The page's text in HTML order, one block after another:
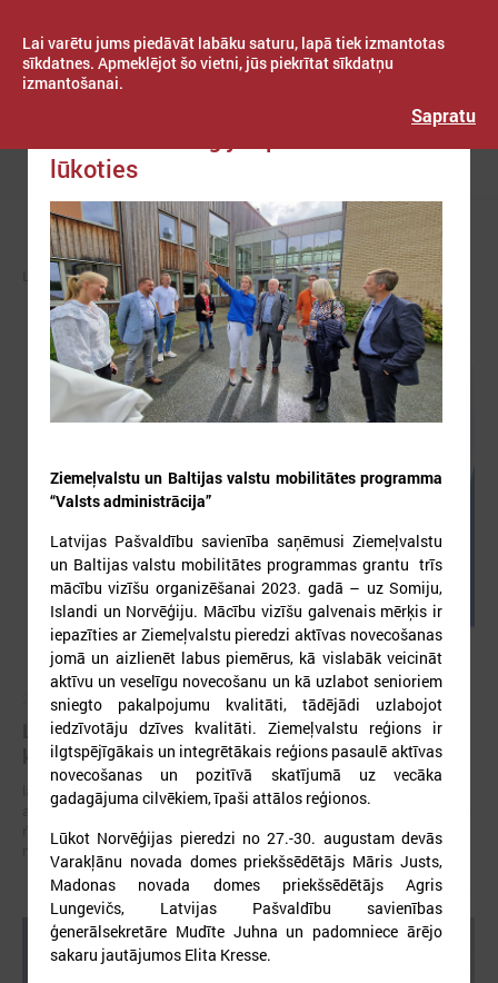
Lai varētu jums piedāvāt labāku saturu, lapā tiek izmantotas
sīkdatnes. Apmeklējot šo vietni, jūs piekrītat sīkdatņu
izmantošanai.
Sapratu
Izvēlne
ZIŅAS EIROPĀ UN PASAULĒ
2026. gada 05. augusts
LPS aicina piedalīties seminārā “Stiprinot vietējās
kopienas krīzē" 11. augustā, Cēsīs
latvijas Pašvaldību savienība sadarbībā ar Cēsu novada pašvaldību
aicina piedalīties seminārā “Stiprinot vietējās kopienas krīzē: proaktīva
rīcība un pieredzes apmaiņa starp Ukrainas un ES pašvaldībām”, kas
notiks šī gada 11.augustā no plkst.10.00 līdz 15.30
lūkoties
Ziemeļvalstu un Baltijas valstu mobilitātes programma
“Valsts administrācija”
Latvijas Pašvaldību savienība saņēmusi Ziemeļvalstu
un Baltijas valstu mobilitātes programmas grantu trīs
mācību vizīšu organizēšanai 2023. gadā – uz Somiju,
Islandi un Norvēģiju. Mācību vizīšu galvenais mērķis ir
iepazīties ar Ziemeļvalstu pieredzi aktīvas novecošanas
jomā un aizlienēt labus piemērus, kā vislabāk veicināt
aktīvu un veselīgu novecošanu un kā uzlabot senioriem
sniegto pakalpojumu kvalitāti, tādējādi uzlabojot
iedzīvotāju dzīves kvalitāti. Ziemeļvalstu reģions ir
ilgtspējīgākais un integrētākais reģions pasaulē aktīvas
novecošanas un pozitīvā skatījumā uz vecāka
gadagājuma cilvēkiem, īpaši attālos reģionos.
Lūkot Norvēģijas pieredzi no 27.-30. augustam devās
Varakļānu novada domes priekšsēdētājs Māris Justs,
Madonas novada domes priekšsēdētājs Agris
Lungevičs, Latvijas Pašvaldību savienības
ģenerālsekretāre Mudīte Juhna un padomniece ārējo
sakaru jautājumos Elita Kresse.